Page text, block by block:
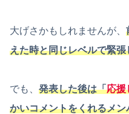
大げさかもしれませんが、
えた時と同じレベルで緊張
でも、 発表した後は「応援
かいコメントをくれるメ